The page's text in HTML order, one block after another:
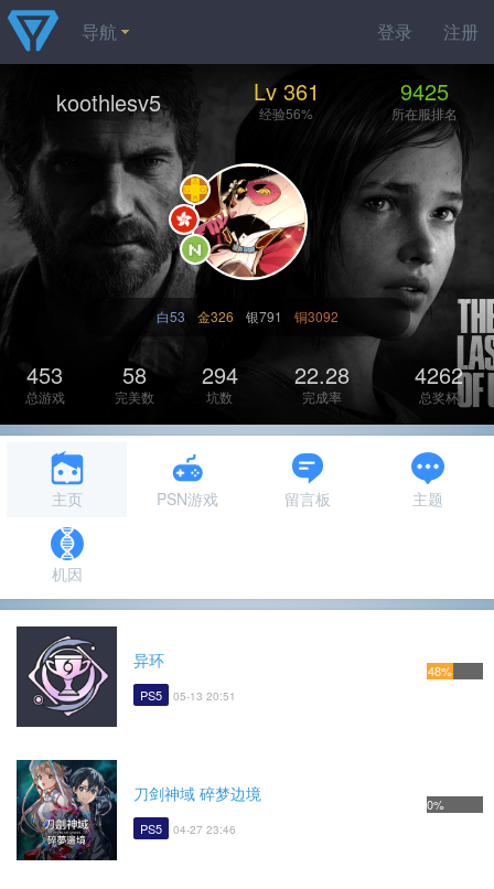
登录 注册
导航
koothlesv5 Lv 361
经验56%
9425
所在服排名
白53 金326 银791 铜3092
453
总游戏
58
完美数
294
坑数
22.28
完成率
4262
总奖杯
主页 PSN游戏 留言板 主题
机因
异环
PS5 05-13 20:51
48%
刀剑神域 碎梦边境
PS5 04-27 23:46
0%